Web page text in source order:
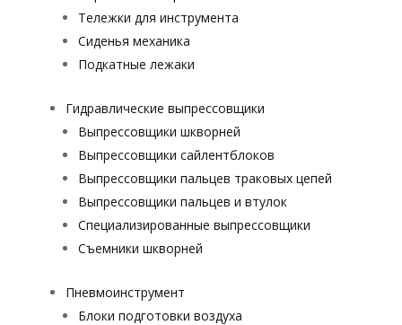
Тележки для инструмента
Сиденья механика
Подкатные лежаки
Гидравлические выпрессовщики
Выпрессовщики шкворней
Выпрессовщики сайлентблоков
Выпрессовщики пальцев траковых цепей
Выпрессовщики пальцев и втулок
Специализированные выпрессовщики
Cъемники шкворней
Пневмоинструмент
Блоки подготовки воздуха